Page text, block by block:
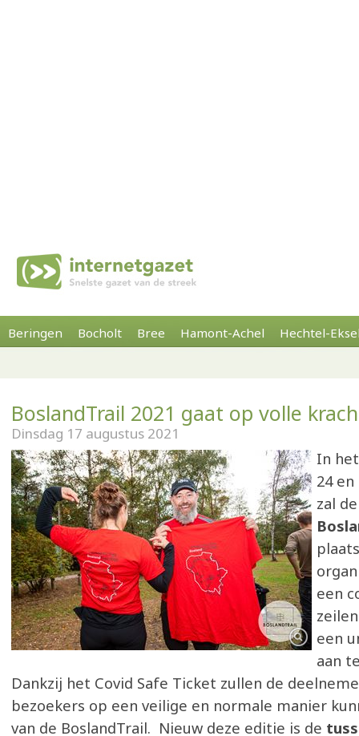
Beringen Bocholt Bree Hamont-Achel Hechtel-
BoslandTrail 2021 gaat op volle
Dinsdag 17 augustus 2021
In
24
zal
een
een
aan
Dankzij het Covid Safe Ticket zullen de
bezoekers op een veilige en normale manier
van de BoslandTrail. Nieuw deze editie is de